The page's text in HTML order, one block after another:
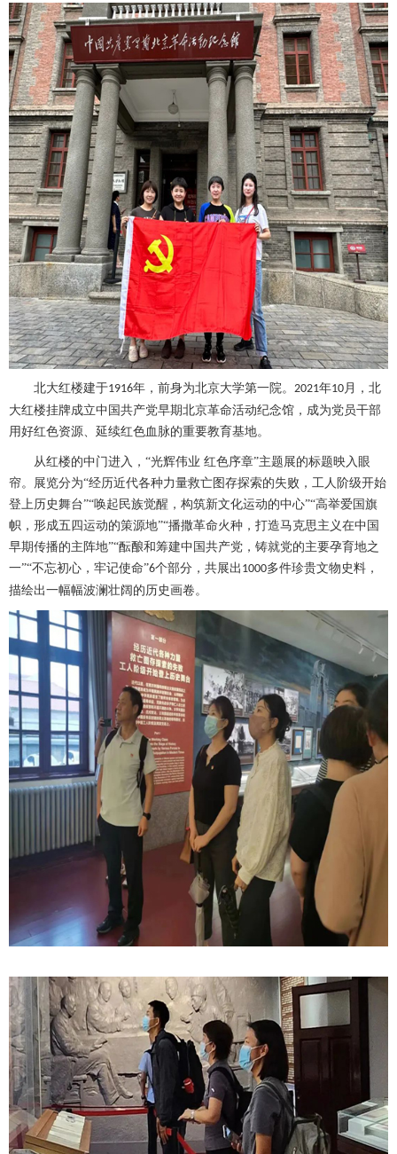
北大红楼建于1916年，前身为北京大学第一院。 2021年10月，北
大红楼挂牌成立中国共产党早期北京革命活动纪念馆，成为党员干部
用好红色资源、延续红色血脉的重要教育基地。
从红楼的中门进入， “光辉伟业 红色序章”主题展的标题映入眼
帘。展览分为“经历近代各种力量救亡图存探索的失败，工人阶级开始
登上历史舞台”“唤起民族觉醒，构筑新文化运动的中心”“高举爱国旗
帜，形成五四运动的策源地”“播撒革命火种，打造马克思主义在中国
早期传播的主阵地”“酝酿和筹建中国共产党，铸就党的主要孕育地之
一”“不忘初心，牢记使命”6个部分，共展出 1000多件珍贵文物史料，
描绘出一幅幅波澜壮阔的历史画卷。